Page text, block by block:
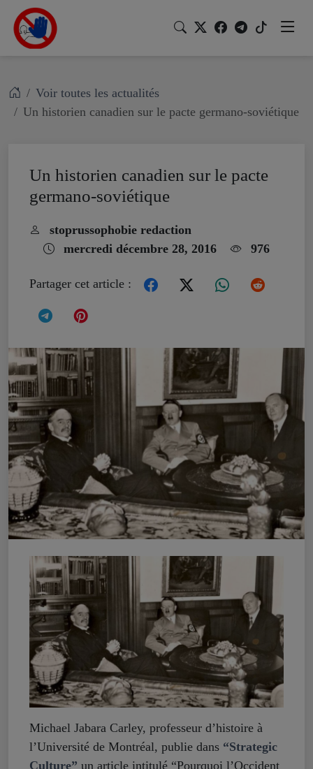
Voir toutes les actualités
Un historien canadien sur le pacte germano-soviétique
Un historien canadien sur le pacte
germano-soviétique
stoprussophobie redaction
mercredi décembre 28, 2016
976
Partager cet article :
Michael Jabara Carley, professeur d’histoire à
l’Université de Montréal, publie dans “Strategic
Culture” un article intitulé “Pourquoi l’Occident